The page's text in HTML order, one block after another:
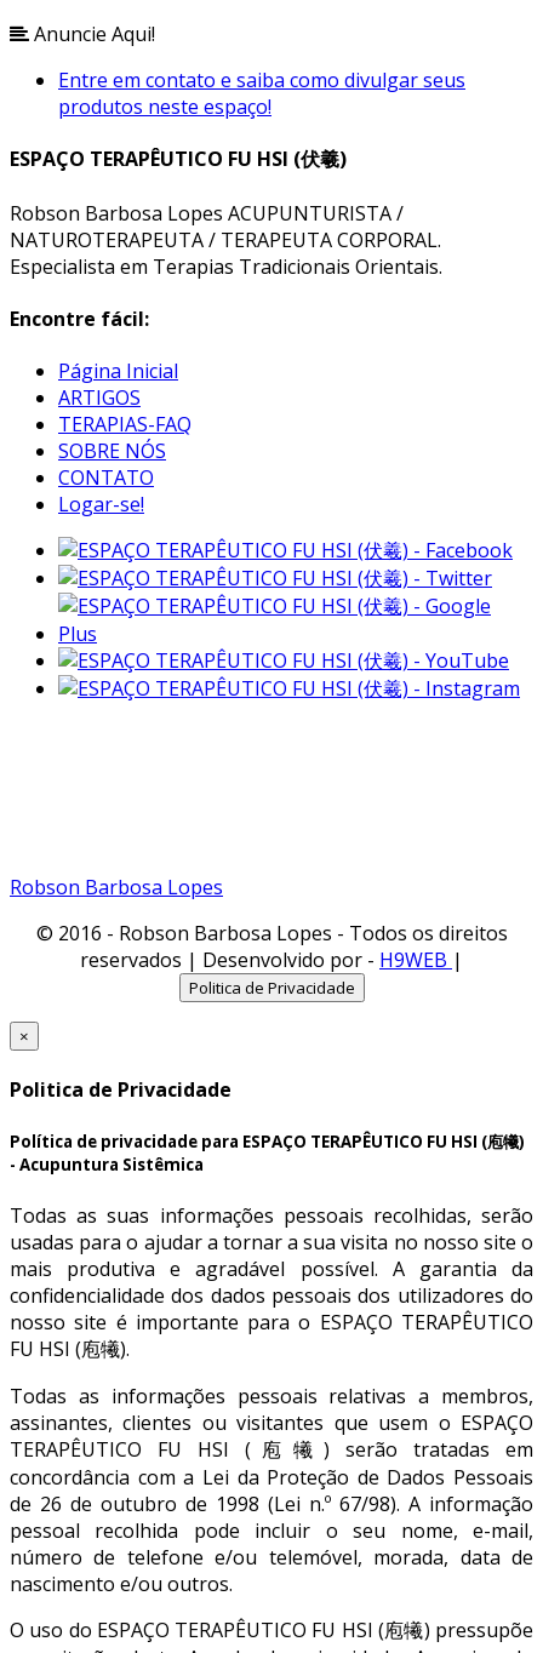
Anuncie Aqui!
Entre em contato e saiba como divulgar seus
produtos neste espaço!
ESPAÇO TERAPÊUTICO FU HSI (伏羲)
Robson Barbosa Lopes ACUPUNTURISTA /
NATUROTERAPEUTA / TERAPEUTA CORPORAL.
Especialista em Terapias Tradicionais Orientais.
Encontre fácil:
Página Inicial
ARTIGOS
TERAPIAS-FAQ
SOBRE NÓS
CONTATO
Logar-se!
Robson Barbosa Lopes
© 2016 - Robson Barbosa Lopes - Todos os direitos
reservados | Desenvolvido por - H9WEB |
Politica de Privacidade
×
Politica de Privacidade
Política de privacidade para ESPAÇO TERAPÊUTICO FU HSI (庖犧)
- Acupuntura Sistêmica
Todas as suas informações pessoais recolhidas, serão
usadas para o ajudar a tornar a sua visita no nosso site o
mais produtiva e agradável possível. A garantia da
confidencialidade dos dados pessoais dos utilizadores do
nosso site é importante para o ESPAÇO TERAPÊUTICO
FU HSI (庖犧).
Todas as informações pessoais relativas a membros,
assinantes, clientes ou visitantes que usem o ESPAÇO
TERAPÊUTICO FU HSI (庖犧) serão tratadas em
concordância com a Lei da Proteção de Dados Pessoais
de 26 de outubro de 1998 (Lei n.º 67/98). A informação
pessoal recolhida pode incluir o seu nome, e-mail,
número de telefone e/ou telemóvel, morada, data de
nascimento e/ou outros.
O uso do ESPAÇO TERAPÊUTICO FU HSI (庖犧) pressupõe